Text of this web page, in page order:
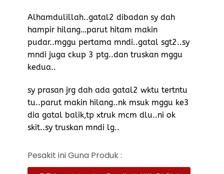
Alhamdulillah..gatal2 dibadan sy dah
hampir hilang…parut hitam makin
pudar..mggu pertama mndi..gatal sgt2..sy
mndi juga ckup 3 ptg..dan truskan mggu
kedua..
sy prasan jrg dah ada gatal2 wktu tertntu
tu..parut makin hilang..nk msuk mggu ke3
dia gatal balik,tp xtruk mcm dlu..ni ok
skit..sy truskan mndi lg..
Pesakit ini Guna Produk :